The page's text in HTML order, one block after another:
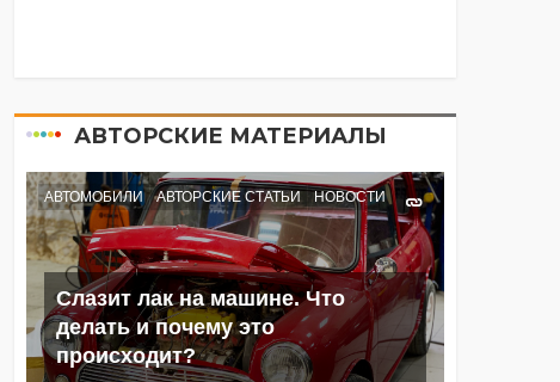
АВТОРСКИЕ МАТЕРИАЛЫ
АВТОМОБИЛИ АВТОРСКИЕ СТАТЬИ НОВОСТИ
Слазит лак на машине. Что
делать и почему это
происходит?